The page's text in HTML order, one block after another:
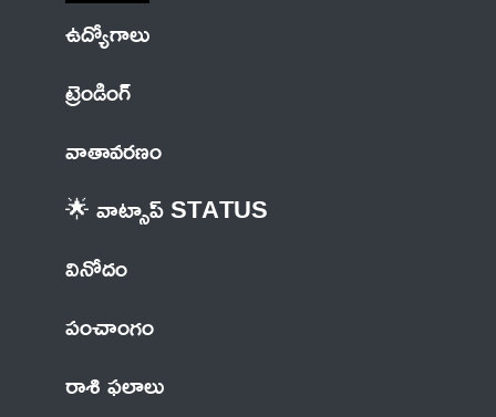
ఉద్యోగాలు
ట్రెండింగ్
వాతావరణం
🌟 వాట్సాప్ STATUS
వినోదం
పంచాంగం
రాశి ఫలాలు